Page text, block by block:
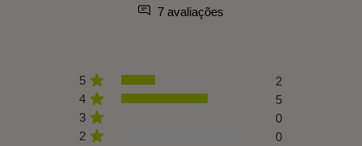
7 avaliações
5
2
4
5
3
0
2
0